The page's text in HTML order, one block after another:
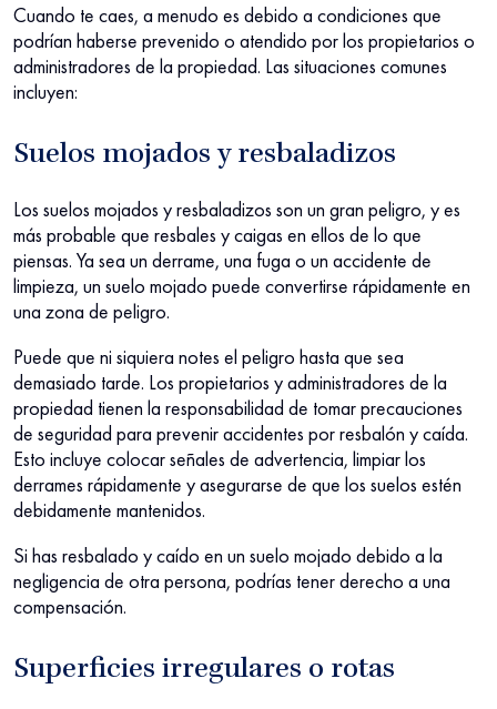
Cuando te caes, a menudo es debido a condiciones que
podrían haberse prevenido o atendido por los propietarios o
administradores de la propiedad. Las situaciones comunes
incluyen:
Suelos mojados y resbaladizos
Los suelos mojados y resbaladizos son un gran peligro, y es
más probable que resbales y caigas en ellos de lo que
piensas. Ya sea un derrame, una fuga o un accidente de
limpieza, un suelo mojado puede convertirse rápidamente en
una zona de peligro.
Puede que ni siquiera notes el peligro hasta que sea
demasiado tarde. Los propietarios y administradores de la
propiedad tienen la responsabilidad de tomar precauciones
de seguridad para prevenir accidentes por resbalón y caída.
Esto incluye colocar señales de advertencia, limpiar los
derrames rápidamente y asegurarse de que los suelos estén
debidamente mantenidos.
Si has resbalado y caído en un suelo mojado debido a la
negligencia de otra persona, podrías tener derecho a una
compensación.
Superficies irregulares o rotas